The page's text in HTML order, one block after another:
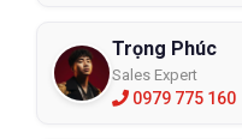
Trọng Phúc
Sales Expert
0979 775 160